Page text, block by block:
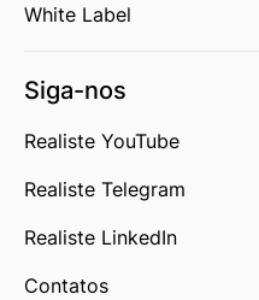
White Label
Siga-nos
Realiste YouTube
Realiste Telegram
Realiste LinkedIn
Contatos